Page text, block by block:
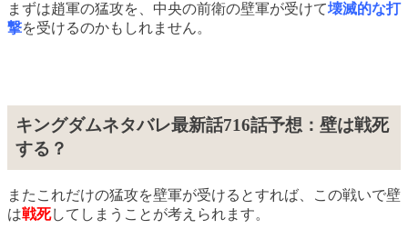
まずは趙軍の猛攻を、中央の前衛の壁軍が受けて壊滅的な打
撃を受けるのかもしれません。
キングダムネタバレ最新話716話予想：壁は戦死
する？
またこれだけの猛攻を壁軍が受けるとすれば、この戦いで壁
は戦死してしまうことが考えられます。